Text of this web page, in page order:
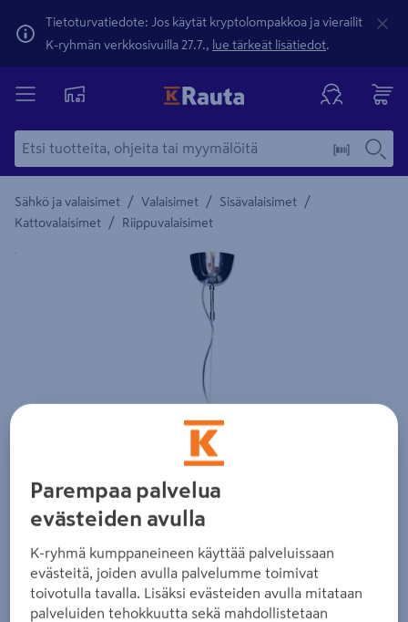
Tietoturvatiedote: Jos käytät kryptolompakkoa ja vierailit
K-ryhmän verkkosivuilla 27.7., lue tärkeät lisätiedot.
Sähkö ja valaisimet / Valaisimet / Sisävalaisimet /
Kattovalaisimet / Riippuvalaisimet
Yksityiskohtainen kuvaus löytyy Tuotteen kuvaus -
Parempaa palvelua
evästeiden avulla
K-ryhmä kumppaneineen käyttää palveluissaan
evästeitä, joiden avulla palvelumme toimivat
toivotulla tavalla. Lisäksi evästeiden avulla mitataan
palveluiden tehokkuutta sekä mahdollistetaan